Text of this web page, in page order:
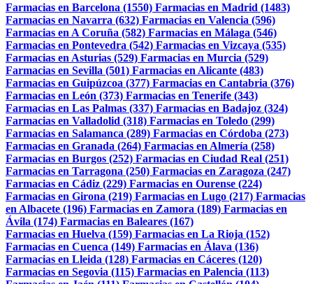
Farmacias en Barcelona (1550) Farmacias en Madrid (1483)
Farmacias en Navarra (632) Farmacias en Valencia (596)
Farmacias en A Coruña (582) Farmacias en Málaga (546)
Farmacias en Pontevedra (542) Farmacias en Vizcaya (535)
Farmacias en Asturias (529) Farmacias en Murcia (529)
Farmacias en Sevilla (501) Farmacias en Alicante (483)
Farmacias en Guipúzcoa (377) Farmacias en Cantabria (376)
Farmacias en León (373) Farmacias en Tenerife (343)
Farmacias en Las Palmas (337) Farmacias en Badajoz (324)
Farmacias en Valladolid (318) Farmacias en Toledo (299)
Farmacias en Salamanca (289) Farmacias en Córdoba (273)
Farmacias en Granada (264) Farmacias en Almería (258)
Farmacias en Burgos (252) Farmacias en Ciudad Real (251)
Farmacias en Tarragona (250) Farmacias en Zaragoza (247)
Farmacias en Cádiz (229) Farmacias en Ourense (224)
Farmacias en Girona (219) Farmacias en Lugo (217) Farmacias
en Albacete (196) Farmacias en Zamora (189) Farmacias en
Ávila (174) Farmacias en Baleares (167)
Farmacias en Huelva (159) Farmacias en La Rioja (152)
Farmacias en Cuenca (149) Farmacias en Álava (136)
Farmacias en Lleida (128) Farmacias en Cáceres (120)
Farmacias en Segovia (115) Farmacias en Palencia (113)